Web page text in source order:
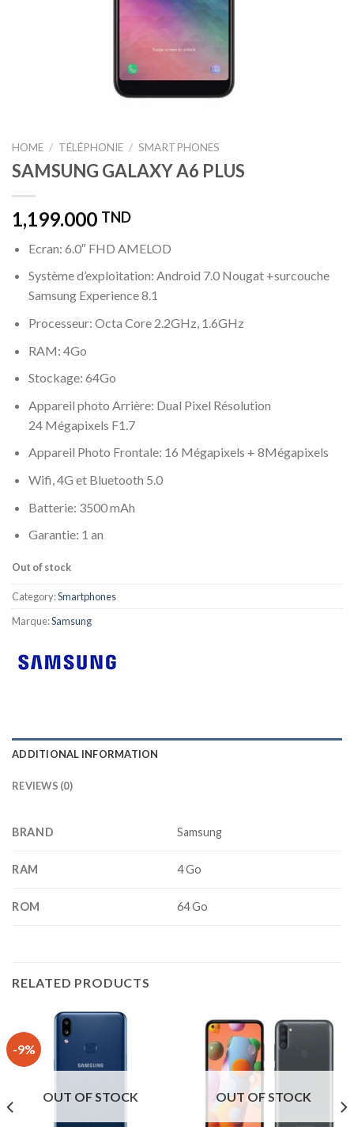
HOME / TÉLÉPHONIE / SMARTPHONES
SAMSUNG GALAXY A6 PLUS
1,199.000 TND
Ecran: 6.0″ FHD AMELOD
Système d’exploitation: Android 7.0 Nougat +surcouche
Samsung Experience 8.1
Processeur: Octa Core 2.2GHz, 1.6GHz
RAM: 4Go
Stockage: 64Go
Appareil photo Arrière: Dual Pixel Résolution
24 Mégapixels F1.7
Appareil Photo Frontale: 16 Mégapixels + 8Mégapixels
Wifi, 4G et Bluetooth 5.0
Batterie: 3500 mAh
Garantie: 1 an
Out of stock
Category:Smartphones
Marque:Samsung
ADDITIONAL INFORMATION
REVIEWS (0)
BRAND Samsung
RAM 4 Go
ROM 64 Go
RELATED PRODUCTS
-9%
OUT OF STOCK OUT OF STOCK